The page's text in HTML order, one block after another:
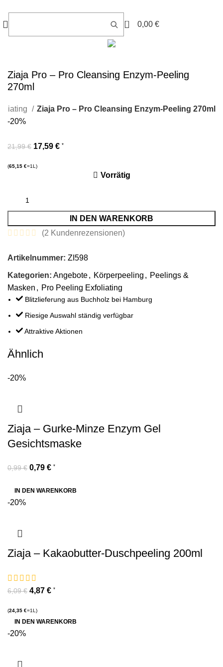
0 0,00 €
Ziaja Pro – Pro Cleansing Enzym-Peeling
270ml
Ziaja Pro – Pro Cleansing Enzym-Peeling 270ml
-20%
21,99€ 17,59 € *
(65,15 €=1L)
Vorrätig
IN DEN WARENKORB
(2 Kundenrezensionen)
Artikelnummer: ZI598
Kategorien: Angebote, Körperpeeling , Peelings &
Masken , Pro Peeling Exfoliating
Blitzlieferung aus Buchholz bei Hamburg
Riesige Auswahl ständig verfügbar
Attraktive Aktionen
Ähnlich
-20%
Ziaja – Gurke-Minze Enzym Gel
Gesichtsmaske
0,99€ 0,79 € *
IN DEN WARENKORB
-20%
Ziaja – Kakaobutter-Duschpeeling 200ml
6,09€ 4,87 € *
(24,35 €=1L)
IN DEN WARENKORB
-20%